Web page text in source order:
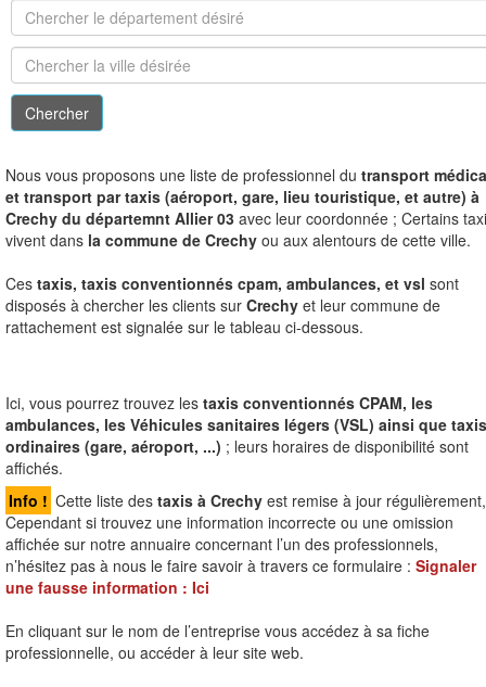
Nous vous proposons une liste de professionnel du transport
et transport par taxis (aéroport, gare, lieu touristique, et autre) à
Crechy du départemnt Allier 03 avec leur coordonnée ; Certains
vivent dans la commune de Crechy ou aux alentours de cette ville.
Ces taxis, taxis conventionnés cpam, ambulances, et vsl sont
disposés à chercher les clients sur Crechy et leur commune de
rattachement est signalée sur le tableau ci-dessous.
Ici, vous pourrez trouvez les taxis conventionnés CPAM, les
ambulances, les Véhicules sanitaires légers (VSL) ainsi que taxis
ordinaires (gare, aéroport, ...) ; leurs horaires de disponibilité sont
affichés.
Info ! Cette liste des taxis à Crechy est remise à jour régulièrement,
Cependant si trouvez une information incorrecte ou une omission
affichée sur notre annuaire concernant l’un des professionnels,
n’hésitez pas à nous le faire savoir à travers ce formulaire : Signaler
une fausse information : Ici
En cliquant sur le nom de l’entreprise vous accédez à sa fiche
professionnelle, ou accéder à leur site web.